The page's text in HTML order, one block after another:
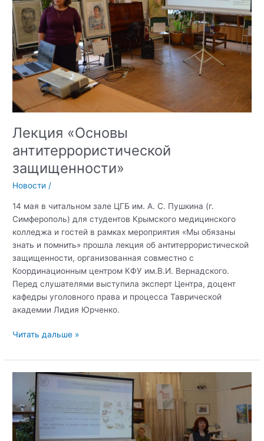
ветеранов
СВО»
Лекция «Основы
антитеррористической
защищенности»
Новости /
14 мая в читальном зале ЦГБ им. А. С. Пушкина (г.
Симферополь) для студентов Крымского медицинского
колледжа и гостей в рамках мероприятия «Мы обязаны
знать и помнить» прошла лекция об антитеррористической
защищенности, организованная совместно с
Координационным центром КФУ им.В.И. Вернадского.
Перед слушателями выступила эксперт Центра, доцент
кафедры уголовного права и процесса Таврической
академии Лидия Юрченко.
Лекция
антитеррористической
защищенности»
Читать дальше »